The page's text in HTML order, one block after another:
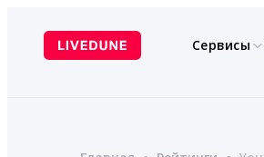
содержимому
Сервисы